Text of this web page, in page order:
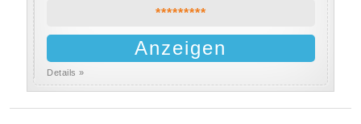
*********
Anzeigen
Details »